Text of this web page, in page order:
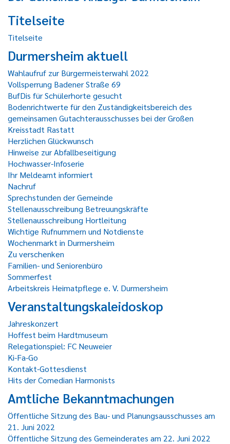
Titelseite
Titelseite
Durmersheim aktuell
Wahlaufruf zur Bürgermeisterwahl 2022
Vollsperrung Badener Straße 69
BufDis für Schülerhorte gesucht
Bodenrichtwerte für den Zuständigkeitsbereich des
gemeinsamen Gutachterausschusses bei der Großen
Kreisstadt Rastatt
Herzlichen Glückwunsch
Hinweise zur Abfallbeseitigung
Hochwasser-Infoserie
Ihr Meldeamt informiert
Nachruf
Sprechstunden der Gemeinde
Stellenausschreibung Betreuungskräfte
Stellenausschreibung Hortleitung
Wichtige Rufnummern und Notdienste
Wochenmarkt in Durmersheim
Zu verschenken
Familien- und Seniorenbüro
Sommerfest
Arbeitskreis Heimatpflege e. V. Durmersheim
Veranstaltungskaleidoskop
Jahreskonzert
Hoffest beim Hardtmuseum
Relegationspiel: FC Neuweier
Ki-Fa-Go
Kontakt-Gottesdienst
Hits der Comedian Harmonists
Amtliche Bekanntmachungen
Öffentliche Sitzung des Bau- und Planungsausschusses am
21. Juni 2022
Öffentliche Sitzung des Gemeinderates am 22. Juni 2022